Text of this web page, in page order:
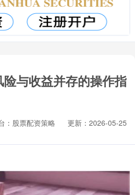
与收益并存的操作指
：股票配资策略
更新：2026-05-25